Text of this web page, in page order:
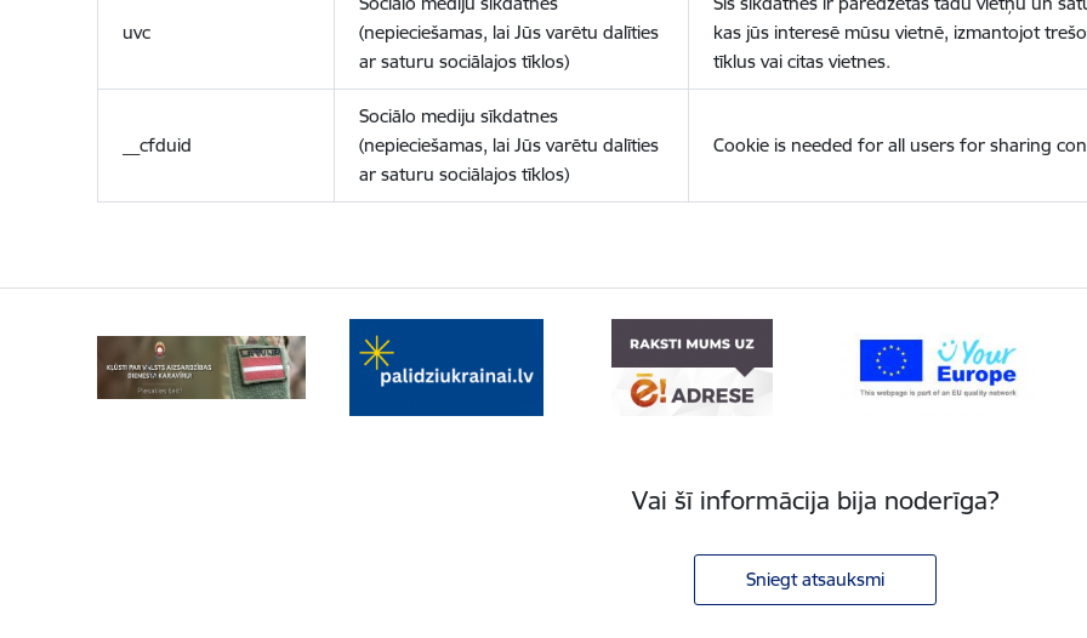
uvc
(nepieciešamas, lai Jūs varētu dalīties
ar saturu sociālajos tīklos)
kas jūs interesē mūsu vietnē, izmantojot
tīklus vai citas vietnes.
__cfduid
Sociālo mediju sīkdatnes
(nepieciešamas, lai Jūs varētu dalīties
ar saturu sociālajos tīklos)
Cookie is needed for all users for sharing
Vai šī informācija bija noderīga?
Sniegt atsauksmi